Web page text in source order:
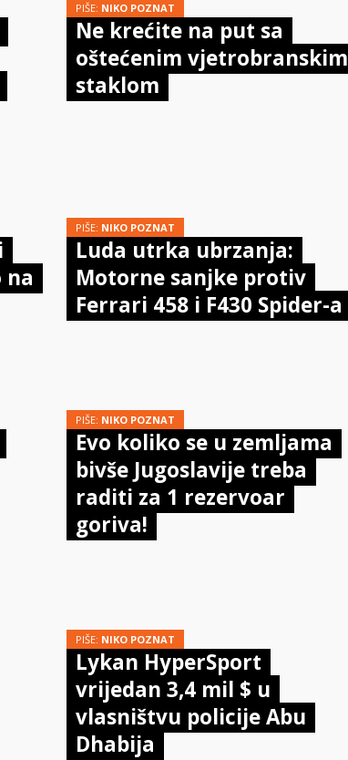
PIŠE: NIKO POZNAT
Ne krećite na put sa
oštećenim vjetrobranskim
staklom
na
PIŠE: NIKO POZNAT
Luda utrka ubrzanja:
Motorne sanjke protiv
Ferrari 458 i F430 Spider-a
PIŠE: NIKO POZNAT
Evo koliko se u zemljama
bivše Jugoslavije treba
raditi za 1 rezervoar
goriva!
PIŠE: NIKO POZNAT
Lykan HyperSport
vrijedan 3,4 mil $ u
vlasništvu policije Abu
Dhabija